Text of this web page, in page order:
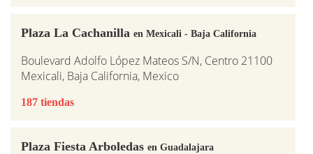
Plaza La Cachanilla en Mexicali - Baja California
Boulevard Adolfo López Mateos S/N, Centro 21100
Mexicali, Baja California, Mexico
187 tiendas
Plaza Fiesta Arboledas en Guadalajara